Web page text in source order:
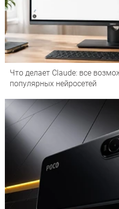
Что делает Сlaude: все
популярных нейросетей